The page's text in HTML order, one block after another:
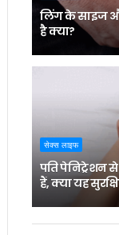
लिंग के साइज
है क्या?
सेक्स लाइफ
पति पेनिट्रेशन
हैं, क्या यह